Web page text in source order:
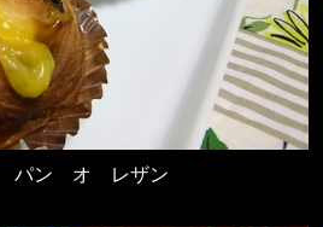
パン オ レザン